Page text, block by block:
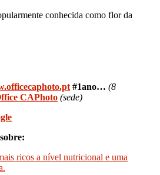
conhecida como flor da
officecaphoto.pt #1ano… (8
CAPhoto (sede)
ricos a nível nutricional e uma